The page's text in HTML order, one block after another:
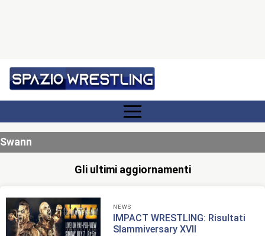
Swann
Gli ultimi aggiornamenti
NEWS
IMPACT WRESTLING: Risultati
Slammiversary XVII